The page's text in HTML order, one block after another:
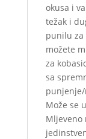
okusa i
težak i
punilu za
možete
za
sa
Može se
Mljeveno